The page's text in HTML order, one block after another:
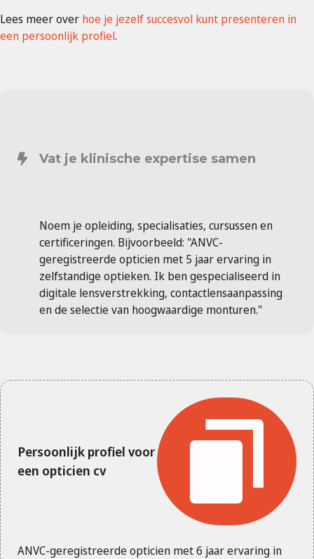
Lees meer over hoe je jezelf succesvol kunt presenteren in
een persoonlijk profiel.
Vat je klinische expertise samen
Noem je opleiding, specialisaties, cursussen en
certificeringen. Bijvoorbeeld: "ANVC-
geregistreerde opticien met 5 jaar ervaring in
zelfstandige optieken. Ik ben gespecialiseerd in
digitale lensverstrekking, contactlensaanpassing
en de selectie van hoogwaardige monturen."
Persoonlijk profiel voor
een opticien cv
ANVC-geregistreerde opticien met 6 jaar ervaring in